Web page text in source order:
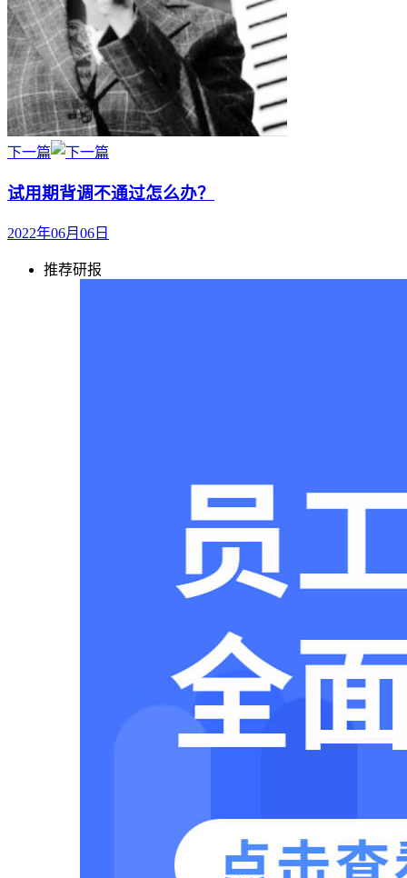
下一篇
试用期背调不通过怎么办？
2022年06月06日
推荐研报